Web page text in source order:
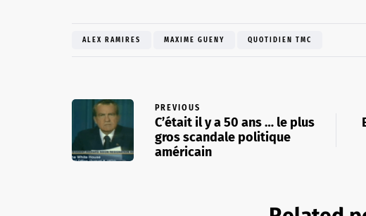
ALEX RAMIRES MAXIME GUENY QUOTIDIEN TMC
PREVIOUS
C’était il y a 50 ans … le plus
gros scandale politique
américain